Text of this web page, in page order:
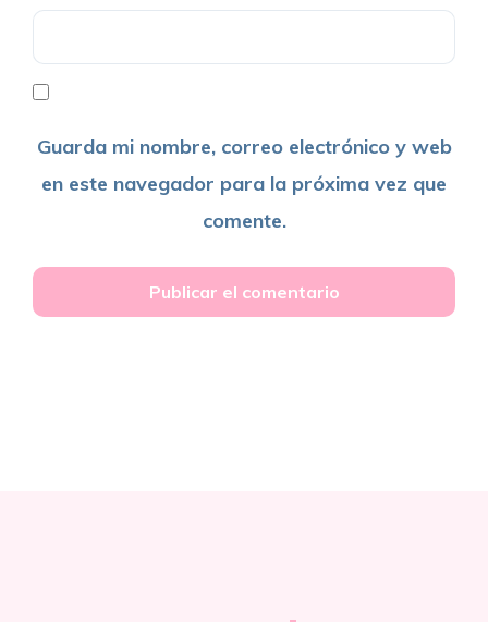
Guarda mi nombre, correo electrónico y web
en este navegador para la próxima vez que
comente.